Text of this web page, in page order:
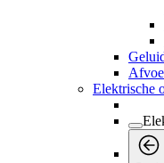
Elektrische